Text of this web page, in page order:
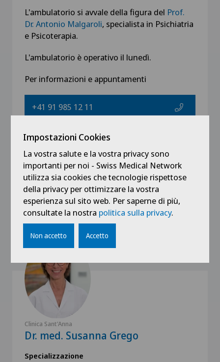
L'ambulatorio si avvale della figura del Prof.
Dr. Antonio Malgaroli, specialista in Psichiatria
e Psicoterapia.
L'ambulatorio è operativo il lunedì.
Per informazioni e appuntamenti
+41 91 985 12 11
info@clinicasantanna.ch
I nostri medici
Clinica Sant'Anna
Dr. med. Susanna Grego
Specializzazione
Impostazioni Cookies
La vostra salute e la vostra privacy sono
importanti per noi - Swiss Medical Network
utilizza sia cookies che tecnologie rispettose
della privacy per ottimizzare la vostra
esperienza sul sito web. Per saperne di più,
consultate la nostra politica sulla privacy.
Non accetto Accetto